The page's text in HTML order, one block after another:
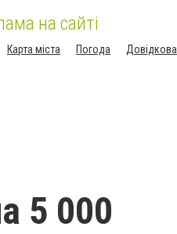
на сайті
Карта міста Погода
Довідкова
5 000